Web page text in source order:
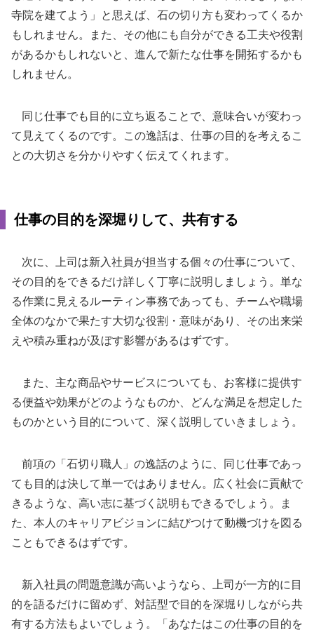
寺院を建てよう」と思えば、石の切り方も変わってくるか
もしれません。また、その他にも自分ができる工夫や役割
があるかもしれないと、進んで新たな仕事を開拓するかも
しれません。
同じ仕事でも目的に立ち返ることで、意味合いが変わっ
て見えてくるのです。この逸話は、仕事の目的を考えるこ
との大切さを分かりやすく伝えてくれます。
仕事の目的を深堀りして、共有する
次に、上司は新入社員が担当する個々の仕事について、
その目的をできるだけ詳しく丁寧に説明しましょう。単な
る作業に見えるルーティン事務であっても、チームや職場
全体のなかで果たす大切な役割・意味があり、その出来栄
えや積み重ねが及ぼす影響があるはずです。
また、主な商品やサービスについても、お客様に提供す
る便益や効果がどのようなものか、どんな満足を想定した
ものかという目的について、深く説明していきましょう。
前項の「石切り職人」の逸話のように、同じ仕事であっ
ても目的は決して単一ではありません。広く社会に貢献で
きるような、高い志に基づく説明もできるでしょう。ま
た、本人のキャリアビジョンに結びつけて動機づけを図る
こともできるはずです。
新入社員の問題意識が高いようなら、上司が一方的に目
的を語るだけに留めず、対話型で目的を深堀りしながら共
有する方法もよいでしょう。「あなたはこの仕事の目的を